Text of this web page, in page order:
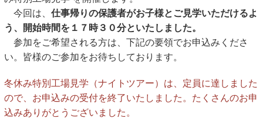
造幣局製品を買う
キッズページ
公式SNS
今回は、 仕事帰りの保護者がお子様とご見学いただけるよ
う、開始時間を１７時３０分といたしました。
参加をご希望される方は、下記の要領でお申込みくださ
い。皆様のご参加をお待ちしております。
冬休み特別工場見学（ナイトツアー）は、定員に達しました
ので、お申込みの受付を終了いたしました。たくさんのお申
込みありがとうございました。